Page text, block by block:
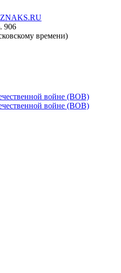
906
времени)
войне (ВОВ)
войне (ВОВ)